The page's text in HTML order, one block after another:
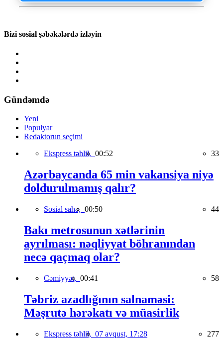
Bizi sosial şəbəkələrdə izləyin
Gündəmdə
Yeni
Populyar
Redaktorun seçimi
Ekspress təhlil, 00:52 33
Azərbaycanda 65 min vakansiya niyə
doldurulmamış qalır?
Sosial sahə, 00:50 44
Bakı metrosunun xətlərinin
ayrılması: nəqliyyat böhranından
necə qaçmaq olar?
Cəmiyyət, 00:41 58
Təbriz azadlığının salnaməsi:
Məşrutə hərəkatı və müasirlik
Ekspress təhlil, 07 avqust, 17:28 277